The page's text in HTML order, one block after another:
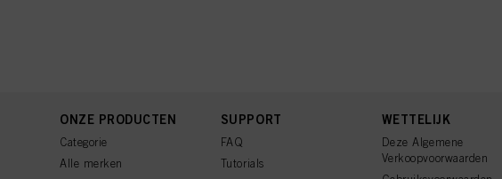
ONZE PRODUCTEN
Categorie
Alle merken
SUPPORT
FAQ
Tutorials
WETTELIJK
Deze Algemene
Verkoopvoorwaarden